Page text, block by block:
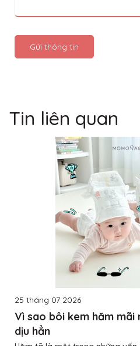
Gửi thông tin
Tin liên quan
25 tháng 07 2026
Vì sao bôi kem hăm mãi
dịu hẳn